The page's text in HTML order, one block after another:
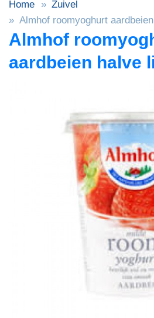
Home
Zuivel
Almhof roomyoghurt
Almhof
aardbeien halve